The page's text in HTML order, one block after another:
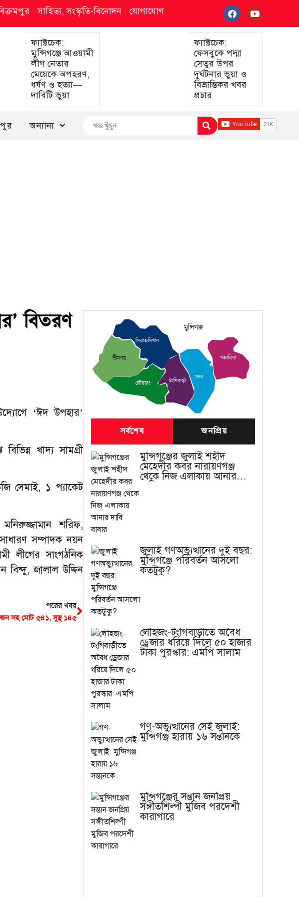
সাহিত্য, সংস্কৃতি-বিনোদন যোগাযোগ
ফ্যাক্টচেক:
মুন্সিগঞ্জে আওয়ামী
লীগ নেতার
মেয়েকে অপহরণ,
ধর্ষণ ও হত্যা—
দাবিটি ভুয়া
ফ্যাক্টচেক:
ফেসবুকে পদ্মা
সেতুর উপর
দুর্ঘটনার ভুয়া ও
বিভ্রান্তিকর খবর
প্রচার
অন্যান্য
বিতরণ
‘ঈদ উপহার’
খাদ্য সামগ্রী
সেমাই, ১ প্যাকেট
শরিফ,
সম্পাদক নয়ন
লীগের সাংগঠনিক
জালাল উদ্দিন
পরের খবর
জন সহ মোট ৫৪১, সুস্থ ১৪৫
শ্রীনগর
সিরাজদিখান
টংগিবাড়ী
সদর
গজারিয়া
লৌহজং
মুন্সিগঞ্জ
সর্বশেষ জনপ্রিয়
মুন্সিগঞ্জের জুলাই শহীদ
মেহেদীর কবর নারায়ণগঞ্জ
থেকে নিজ এলাকায় আনার
জুলাই গণঅভ্যুত্থানের দুই বছর:
মুন্সিগঞ্জে পরিবর্তন আসলো
কতটুকু?
লৌহজং-টংগিবাড়ীতে অবৈধ
ড্রেজার ধরিয়ে দিলে ৫০ হাজার
টাকা পুরস্কার: এমপি সালাম
গণ-অভ্যুত্থানের সেই জুলাই:
মুন্সিগঞ্জ হারায় ১৬ সন্তানকে
মুন্সিগঞ্জের সন্তান জনপ্রিয়
সঙ্গীতশিল্পী মুজিব পরদেশী
কারাগারে